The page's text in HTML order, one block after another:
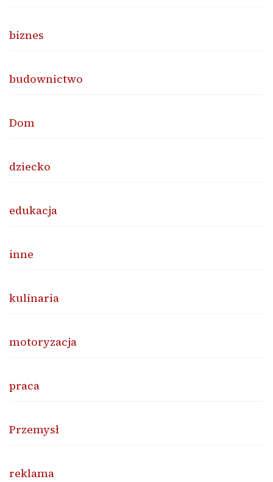
biznes
budownictwo
Dom
dziecko
edukacja
inne
kulinaria
motoryzacja
praca
Przemysł
reklama